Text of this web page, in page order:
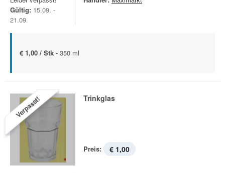
Gültig: 15.09. -
21.09.
€ 1,00 / Stk - 350 ml
Verpasst! Trinkglas
Preis: € 1,00